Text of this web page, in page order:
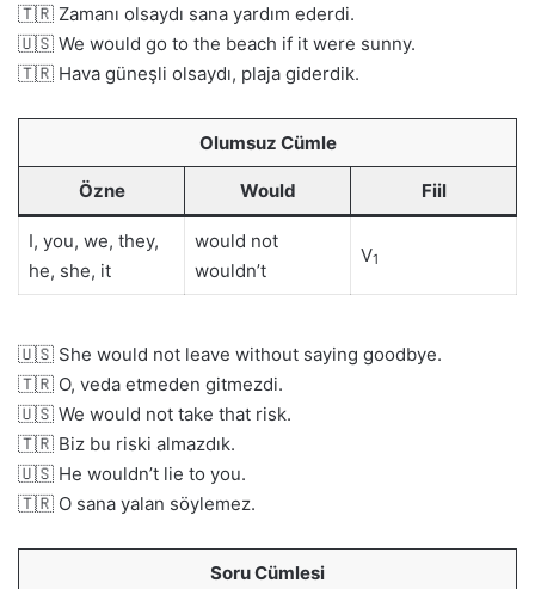
🇹🇷 Zamanı olsaydı sana yardım ederdi.
🇺🇸 We would go to the beach if it were sunny.
🇹🇷 Hava güneşli olsaydı, plaja giderdik.
Olumsuz Cümle
Özne Would Fiil
I, you, we, they,
he, she, it
would not
wouldn’t
V1
🇺🇸 She would not leave without saying goodbye.
🇹🇷 O, veda etmeden gitmezdi.
🇺🇸 We would not take that risk.
🇹🇷 Biz bu riski almazdık.
🇺🇸 He wouldn’t lie to you.
🇹🇷 O sana yalan söylemez.
Soru Cümlesi